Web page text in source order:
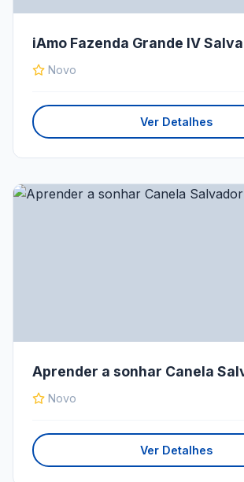
iAmo Fazenda Grande IV
Novo
Ver Detalhes
Aprender a sonhar Canela
Novo
Ver Detalhes